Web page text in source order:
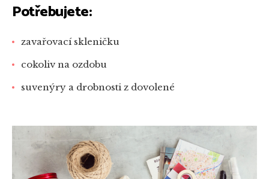
Potřebujete:
zavařovací skleničku
cokoliv na ozdobu
suvenýry a drobnosti z dovolené